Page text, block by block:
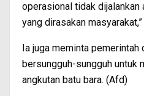
operasional tidak dijalankan
yang dirasakan
Ia juga meminta
bersungguh-sungguh untuk
angkutan batu bara. (Afd)